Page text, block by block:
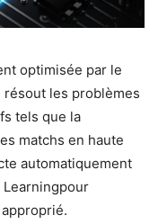
optimisée par le
résout les problèmes
tels que la
matchs en haute
automatiquement
pour